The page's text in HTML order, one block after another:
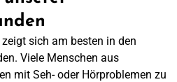
sich am besten in den
Viele Menschen aus
mit Seh- oder Hörproblemen zu